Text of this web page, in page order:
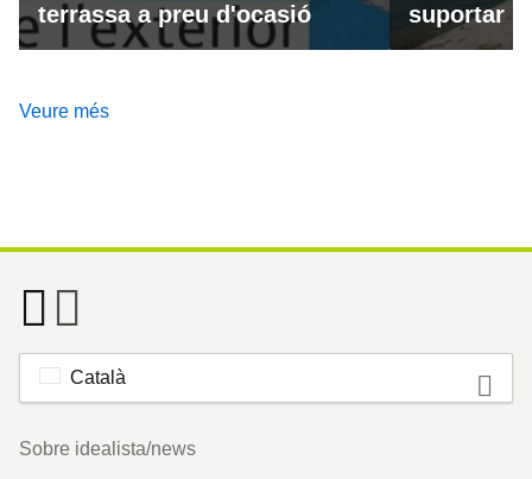
terrassa a preu d'ocasió
suportar
Veure més
Català
Footer
Sobre idealista/news